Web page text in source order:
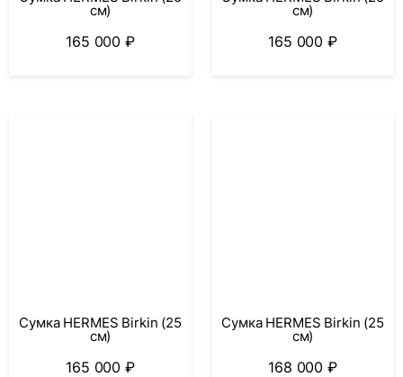
см)
165 000 ₽
см)
165 000 ₽
Сумка HERMES Birkin (25
см)
165 000 ₽
Сумка HERMES Birkin (25
см)
168 000 ₽